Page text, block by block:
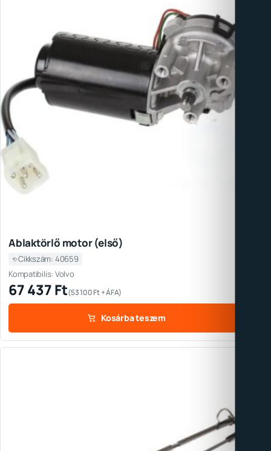
Ablaktörlő motor (első)
Cikkszám: 40659
Kompatibilis: Volvo
67 437Ft(53 100Ft+ ÁFA)
Kosárba teszem